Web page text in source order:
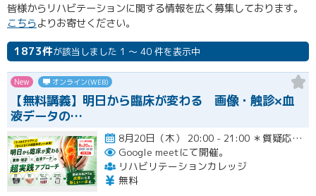
皆様からリハビテーションに関する情報を広く募集しております。
こちらよりお寄せください。
1873件が該当しました 1 ～ 40 件を表示中
New オンライン(WEB)
【無料講義】明日から臨床が変わる 画像・触診×血
液データの…
8月20日（木） 20:00 - 21:00 ＊質疑応答とアンケート回答の時間を含みます。終了時間は余裕を持っ…開催
Google meetにて開催。
リハビリテーションカレッジ
無料